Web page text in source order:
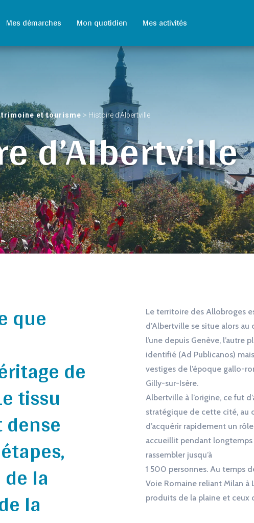
Mes démarches Mon quotidien Mes activités
et tourisme > Histoire d’Albertville
d’Albertville
que
de
tissu
la
la
Le territoire des Allobroges
d’Albertville se situe alors
l’une depuis Genève, l’autre
identifié (Ad Publicanos)
vestiges de l’époque gallo-
Gilly-sur-Isère.
Albertville à l’origine, ce fut
stratégique de cette cité, au
d’acquérir rapidement un
accueillit pendant
rassembler jusqu’à
1 500 personnes. Au temps
Voie Romaine reliant Milan à
produits de la plaine et ceux